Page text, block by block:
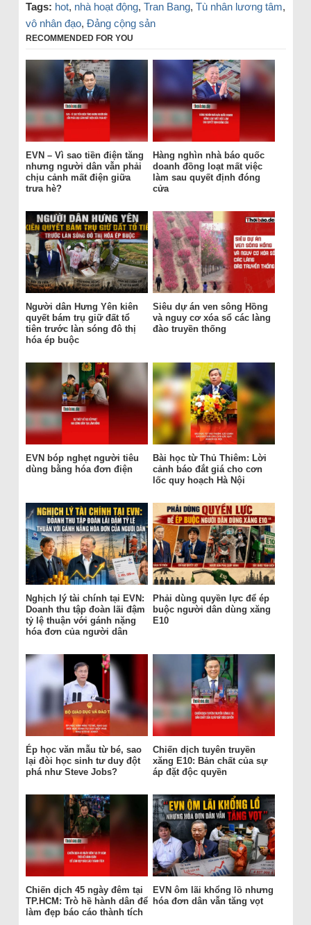
Tags: hot, nhà hoạt động, Tran Bang, Tù nhân lương tâm,
vô nhân đạo, Đảng cộng sản
RECOMMENDED FOR YOU
EVN – Vì sao tiền điện tăng
nhưng người dân vẫn phải
chịu cảnh mất điện giữa
trưa hè?
Hàng nghìn nhà báo quốc
doanh đồng loạt mất việc
làm sau quyết định đóng
cửa
Người dân Hưng Yên kiên
quyết bám trụ giữ đất tổ
tiên trước làn sóng đô thị
hóa ép buộc
Siêu dự án ven sông Hồng
và nguy cơ xóa sổ các làng
đào truyền thống
EVN bóp nghẹt người tiêu
dùng bằng hóa đơn điện
Bài học từ Thủ Thiêm: Lời
cảnh báo đắt giá cho cơn
lốc quy hoạch Hà Nội
Nghịch lý tài chính tại EVN:
Doanh thu tập đoàn lãi đậm
tỷ lệ thuận với gánh nặng
hóa đơn của người dân
Phải dùng quyền lực để ép
buộc người dân dùng xăng
E10
Ép học văn mẫu từ bé, sao
lại đòi học sinh tư duy đột
phá như Steve Jobs?
Chiến dịch tuyên truyền
xăng E10: Bản chất của sự
áp đặt độc quyền
Chiến dịch 45 ngày đêm tại
TP.HCM: Trò hề hành dân để
làm đẹp báo cáo thành tích
EVN ôm lãi khổng lồ nhưng
hóa đơn dân vẫn tăng vọt